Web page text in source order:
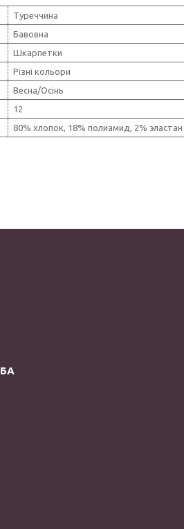
Туреччина
Бавовна
Шкарпетки
Різні кольори
Весна/Осінь
12
80% хлопок, 18% полиамид, 2% эластан